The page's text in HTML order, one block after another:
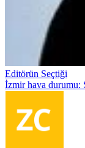
Editörün Seçtiği
İzmir hava durumu: